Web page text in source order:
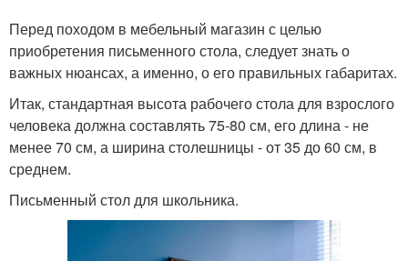
Перед походом в мебельный магазин с целью
приобретения письменного стола, следует знать о
важных нюансах, а именно, о его правильных габаритах.
Итак, стандартная высота рабочего стола для взрослого
человека должна составлять 75-80 см, его длина - не
менее 70 см, а ширина столешницы - от 35 до 60 см, в
среднем.
Письменный стол для школьника.